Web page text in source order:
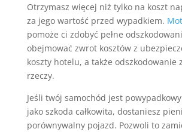
Otrzymasz więcej niż tylko na koszt
za jego wartość przed wypadkiem.
pomoże ci zdobyć pełne
obejmować zwrot kosztów z
koszty hotelu, a także odszkodowanie
rzeczy.
Jeśli twój samochód jest
jako szkoda całkowita, dostaniesz
porównywalny pojazd. Pozwoli to